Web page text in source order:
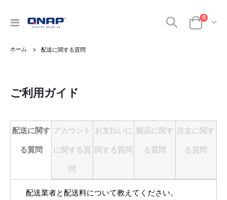
ナ
呼
カート
0
配送に関する質問
ご利用ガイド
アカウント
に関する質
問
お支払いに
関する質問
製品に関す
る質問
注文に関す
る質問
配送に関す
る質問
配送業者と配送料について教えてください。